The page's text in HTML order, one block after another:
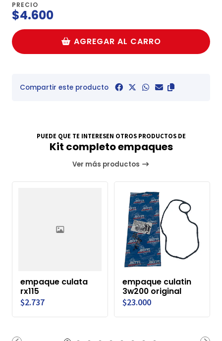
PRECIO
$4.600
AGREGAR AL CARRO
Compartir este producto
PUEDE QUE TE INTERESEN OTROS PRODUCTOS DE
Kit completo empaques
Ver más productos
empaque culata
rx115
$2.737
empaque culatin
3w200 original
$23.000